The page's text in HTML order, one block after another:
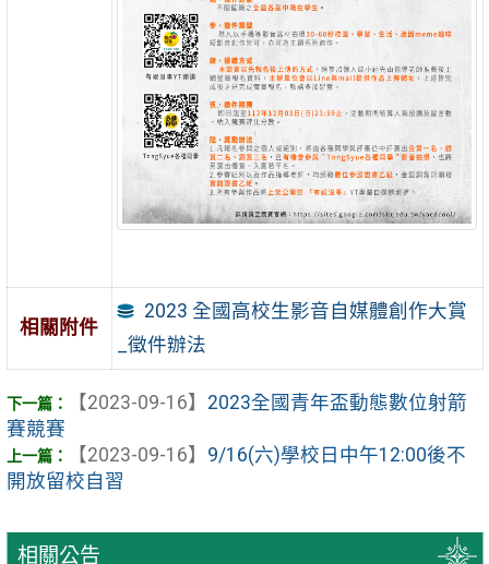
相關公告
相關附件
2023 全國高校生影音自媒體創作大賞
_徵件辦法
【2023-09-16】 2023全國青年盃動態數位射箭
賽競賽
【2023-09-16】 9/16(六)學校日中午12:00後不
開放留校自習